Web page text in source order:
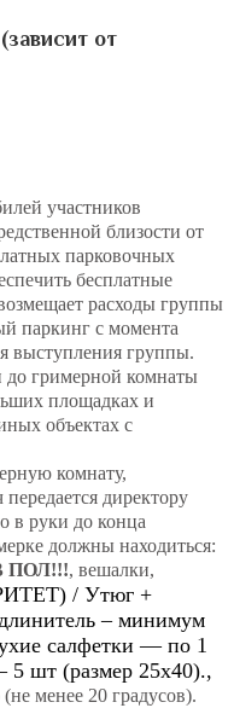
от
участников
близости от
парковочных
бесплатные
расходы группы
паркинг с момента
выступления группы.
до гримерной комнаты
площадках и
объектах с
комнату,
директору
в руки до конца
должны находиться:
ПОЛ!!!, вешалки,
/ Утюг +
– минимум
салфетки — по 1
5 шт (размер 25х40).,
менее 20 градусов).